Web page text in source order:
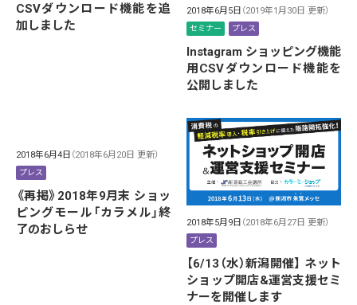
CSVダウンロード機能を追
加しました
2018年6月5日 （2019年1月30日 更新）
セミナー プレス
Instagram ショッピング機能
用CSVダウンロード機能を
公開しました
2018年6月4日 （2018年6月20日 更新）
プレス
《再掲》2018年9月末 ショッ
ピングモール「カラメル」終
了のおしらせ
2018年5月9日 （2018年6月27日 更新）
プレス
【6/13（水）新潟開催】 ネット
ショップ開店&運営支援セミ
ナーを開催します